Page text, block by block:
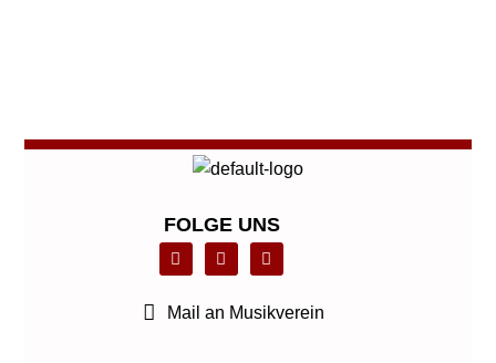
FOLGE UNS
F
a
c
b
o
L
i
n
d
T
w
i
t
e
Mail an Musikverein